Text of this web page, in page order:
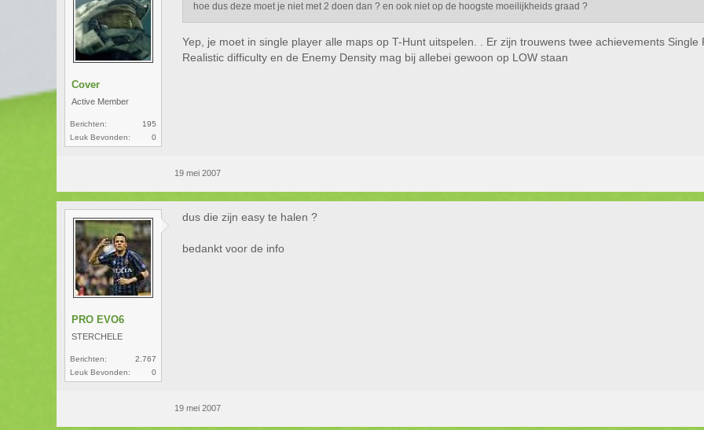
Cover
Active Member
Berichten:
195
Leuk Bevonden:
0
hoe dus deze moet je niet met 2 doen dan ? en ook niet op de hoogste moeilijkheids graad ?
Yep, je moet in single player alle maps op T-Hunt uitspelen. . Er zijn trouwens twee achievements
Realistic difficulty en de Enemy Density mag bij allebei gewoon op LOW staan
19 mei 2007
PRO EVO6
STERCHELE
Berichten:
2.767
Leuk Bevonden:
0
dus die zijn easy te halen ?
bedankt voor de info
19 mei 2007